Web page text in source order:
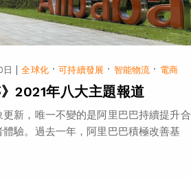
日 | 全球化·可持續發展 · 智能物流 · 電商
》2021年八大主題報道
更新，唯一不變的是阿里巴巴持續提升合
驗。過去一年，阿里巴巴積極改善基